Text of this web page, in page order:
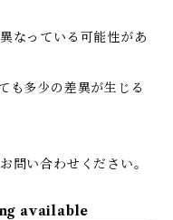
なっている可能性があ
も多少の差異が生じる
問い合わせください。
available